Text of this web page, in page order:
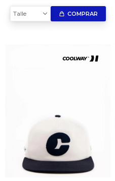
Talle COMPRAR